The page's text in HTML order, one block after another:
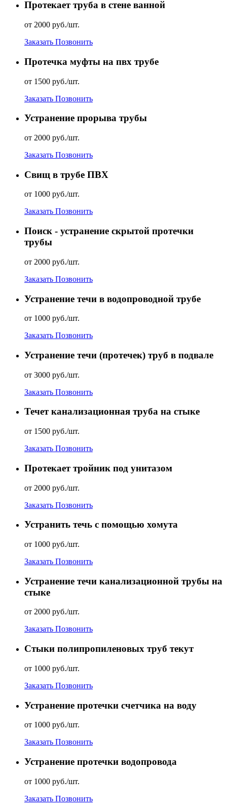
Протекает труба в стене ванной
от 2000 руб./шт.
Заказать Позвонить
Протечка муфты на пвх трубе
от 1500 руб./шт.
Заказать Позвонить
Устранение прорыва трубы
от 2000 руб./шт.
Заказать Позвонить
Свищ в трубе ПВХ
от 1000 руб./шт.
Заказать Позвонить
Поиск - устранение скрытой протечки
трубы
от 2000 руб./шт.
Заказать Позвонить
Устранение течи в водопроводной трубе
от 1000 руб./шт.
Заказать Позвонить
Устранение течи (протечек) труб в подвале
от 3000 руб./шт.
Заказать Позвонить
Течет канализационная труба на стыке
от 1500 руб./шт.
Заказать Позвонить
Протекает тройник под унитазом
от 2000 руб./шт.
Заказать Позвонить
Устранить течь с помощью хомута
от 1000 руб./шт.
Заказать Позвонить
Устранение течи канализационной трубы на
стыке
от 2000 руб./шт.
Заказать Позвонить
Стыки полипропиленовых труб текут
от 1000 руб./шт.
Заказать Позвонить
Устранение протечки счетчика на воду
от 1000 руб./шт.
Заказать Позвонить
Устранение протечки водопровода
от 1000 руб./шт.
Заказать Позвонить